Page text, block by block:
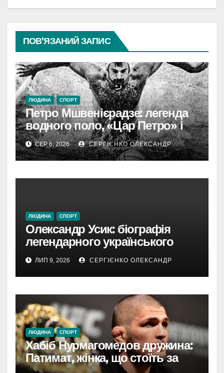
ПОВ’ЯЗАНИЙ ЗАПИС
ЛЮДИНА СПОРТ
Петро Мшвенієрадзе: легенда
водного поло, «Цар Петро» і
батько династії
СЕР 6, 2026 СЕРГІЄНКО ОЛЕКСАНДР
ЛЮДИНА СПОРТ
Олександр Усик: біографія
легендарного українського
боксера від Олімпіади до
абсолютного чемпіона
ЛИП 9, 2026 СЕРГІЄНКО ОЛЕКСАНДР
ЛЮДИНА СПОРТ
Хабіб Нурмагомедов дружина:
Патимат, жінка, що стоїть за